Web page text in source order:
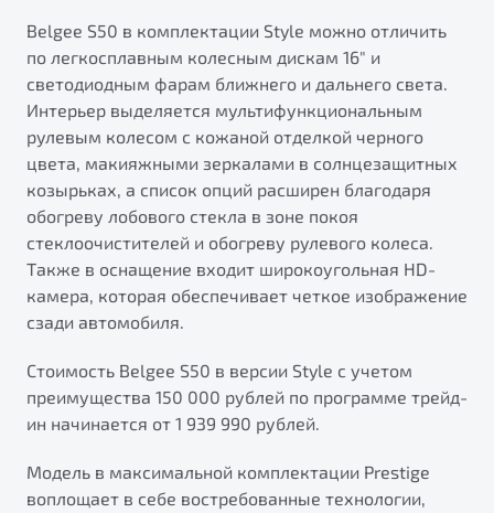
Belgee S50 в комплектации Style можно отличить
по легкосплавным колесным дискам 16" и
светодиодным фарам ближнего и дальнего света.
Интерьер выделяется мультифункциональным
рулевым колесом с кожаной отделкой черного
цвета, макияжными зеркалами в солнцезащитных
козырьках, а список опций расширен благодаря
обогреву лобового стекла в зоне покоя
стеклоочистителей и обогреву рулевого колеса.
Также в оснащение входит широкоугольная HD-
камера, которая обеспечивает четкое изображение
сзади автомобиля.
Стоимость Belgee S50 в версии Style с учетом
преимущества 150 000 рублей по программе трейд-
ин начинается от 1 939 990 рублей.
Модель в максимальной комплектации Prestige
воплощает в себе востребованные технологии,